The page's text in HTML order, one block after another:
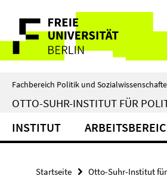
direkt
Inhalt
Service-
Navigation
Fachbereich Politik und
OTTO-SUHR-INSTITUT FÜR
INSTITUT
Startseite Otto-Suhr-Institut